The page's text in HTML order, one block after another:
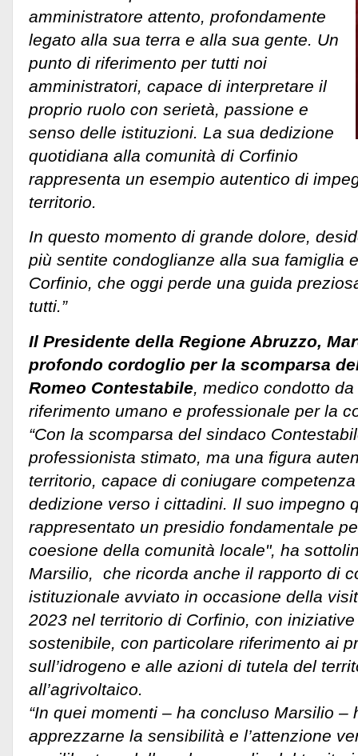
amministratore attento, profondamente
legato alla sua terra e alla sua gente. Un
punto di riferimento per tutti noi
amministratori, capace di interpretare il
proprio ruolo con serietà, passione e
senso delle istituzioni. La sua dedizione
quotidiana alla comunità di Corfinio
rappresenta un esempio autentico di
territorio.
In questo momento di grande dolore,
più sentite condoglianze alla sua famiglia
Corfinio, che oggi perde una guida
tutti.”
Il Presidente della Regione Abruzzo,
profondo cordoglio per la scomparsa
Romeo Contestabile, medico condotto
riferimento umano e professionale per la
“Con la scomparsa del sindaco
professionista stimato, ma una figura
territorio, capace di coniugare
dedizione verso i cittadini. Il suo impegno
rappresentato un presidio fondamentale
coesione della comunità locale", ha
Marsilio, che ricorda anche il rapporto di
istituzionale avviato in occasione della
2023 nel territorio di Corfinio, con
sostenibile, con particolare riferimento ai
sull’idrogeno e alle azioni di tutela del
all’agrivoltaico.
“In quei momenti – ha concluso Marsilio –
apprezzarne la sensibilità e l’attenzione